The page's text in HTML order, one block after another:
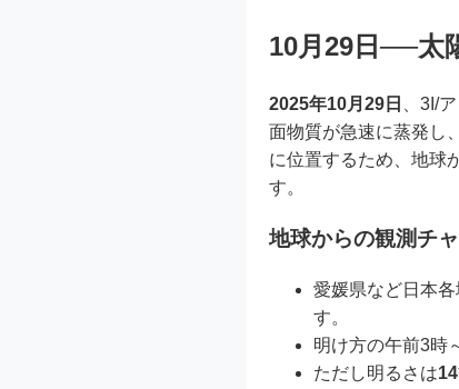
10月29日──太
2025年10月29日
、3I/
面物質が急速に蒸発し
に位置するため、地球
す。
地球からの観測チ
愛媛県など日本各
す。
明け方の午前3時
ただし明るさは